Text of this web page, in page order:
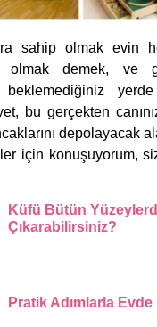
sahip olmak evin
olmak demek, ve
bu gerçekten
depolayacak
için konuşuyorum,
Küfü Bütün
Çıkarabilirsiniz?
Pratik Adımlarla Evde